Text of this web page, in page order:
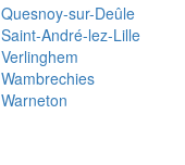
Quesnoy-sur-Deûle
Saint-André-lez-Lille
Verlinghem
Wambrechies
Warneton